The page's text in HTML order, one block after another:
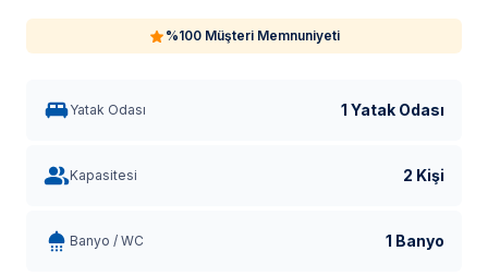
%100 Müşteri Memnuniyeti
Yatak Odası 1 Yatak Odası
Kapasitesi 2 Kişi
Banyo / WC 1 Banyo